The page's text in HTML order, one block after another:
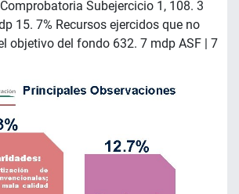
Subejercicio 1, 108. 3
15. 7% Recursos ejercidos que no
objetivo del fondo 632. 7 mdp ASF | 7